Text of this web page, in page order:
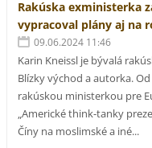
Rakúska exministerka
vypracoval plány aj na
09.06.2024 11:46
Karin Kneissl je bývalá
Blízky východ a autorka.
rakúskou ministerkou pre
„Americké think-tanky
Číny na moslimské a iné...